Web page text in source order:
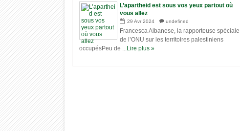
L’apartheid est sous vos yeux partout où
vous allez
29 Avr 2024 undefined
Francesca Albanese, la rapporteuse spéciale
de l’ONU sur les territoires palestiniens
occupésPeu de ...Lire plus »
« Survivre avant l’effondrement » —
Documentaire
22
Sep
2022
Sep
2022